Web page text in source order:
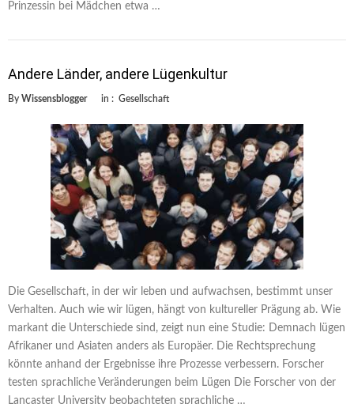
Prinzessin bei Mädchen etwa …
Andere Länder, andere Lügenkultur
By Wissensblogger in : Gesellschaft
Die Gesellschaft, in der wir leben und aufwachsen, bestimmt unser
Verhalten. Auch wie wir lügen, hängt von kultureller Prägung ab. Wie
markant die Unterschiede sind, zeigt nun eine Studie: Demnach lügen
Afrikaner und Asiaten anders als Europäer. Die Rechtsprechung
könnte anhand der Ergebnisse ihre Prozesse verbessern. Forscher
testen sprachliche Veränderungen beim Lügen Die Forscher von der
Lancaster University beobachteten sprachliche …